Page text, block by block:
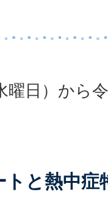
日）から
と熱中症